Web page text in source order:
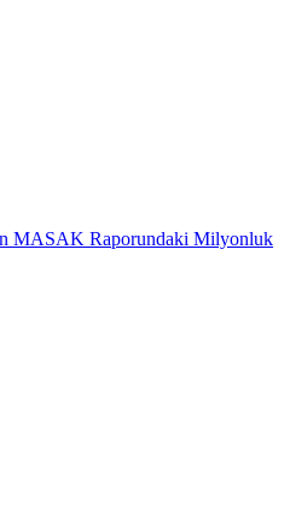
MASAK Raporundaki Milyonluk